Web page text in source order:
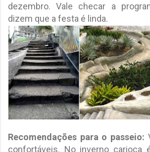
dezembro. Vale checar a
dizem que a festa é linda.
Recomendações para o passeio:
confortáveis. No inverno carioca